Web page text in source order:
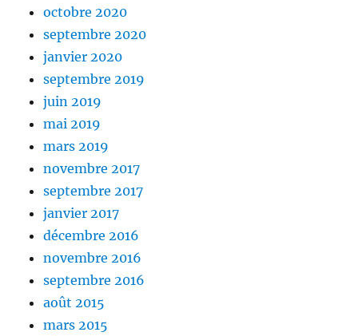
octobre 2020
septembre 2020
janvier 2020
septembre 2019
juin 2019
mai 2019
mars 2019
novembre 2017
septembre 2017
janvier 2017
décembre 2016
novembre 2016
septembre 2016
août 2015
mars 2015